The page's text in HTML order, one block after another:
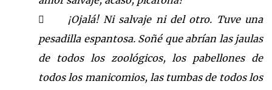

¡Ojalá! Ni salvaje ni del otro. Tuve una
pesadilla espantosa. Soñé que abrían las jaulas
de todos los zoológicos,los pabellones de
todos los manicomios, las tumbas de todos los